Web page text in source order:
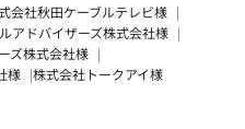
会社秋田ケーブルテレビ様
アドバイザーズ株式会社様
ズ株式会社様
様 株式会社トークアイ様